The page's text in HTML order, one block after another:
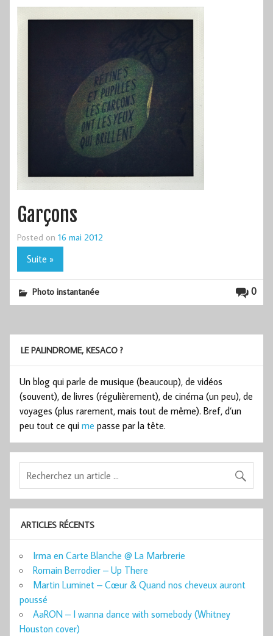
Garçons
Posted on 16 mai 2012
Suite »
0
Photo instantanée
LE PALINDROME, KESACO ?
Un blog qui parle de musique (beaucoup), de vidéos
(souvent), de livres (régulièrement), de cinéma (un peu), de
voyages (plus rarement, mais tout de même). Bref, d’un
peu tout ce qui me passe par la tête.
ARTICLES RÉCENTS
Irma en Carte Blanche @ La Marbrerie
Romain Berrodier – Up There
Martin Luminet – Cœur & Quand nos cheveux auront
poussé
AaRON – I wanna dance with somebody (Whitney
Houston cover)